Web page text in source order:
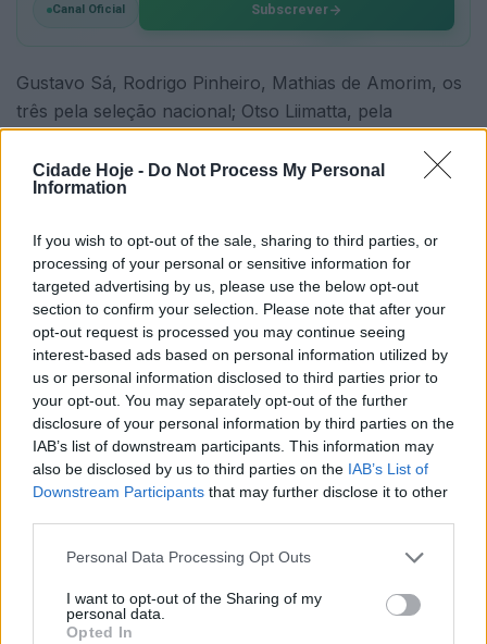
Cidade Hoje - Do Not Process My Personal
Information
If you wish to opt-out of the sale, sharing to third parties, or
processing of your personal or sensitive information for
targeted advertising by us, please use the below opt-out
section to confirm your selection. Please note that after your
opt-out request is processed you may continue seeing
interest-based ads based on personal information utilized by
us or personal information disclosed to third parties prior to
your opt-out. You may separately opt-out of the further
disclosure of your personal information by third parties on the
IAB’s list of downstream participants. This information may
also be disclosed by us to third parties on the IAB’s List of
Downstream Participants that may further disclose it to other
Personal Data Processing Opt Outs
I want to opt-out of the Sharing of my
personal data.
Opted In
Canal Oficial Subscrever
Gustavo Sá, Rodrigo Pinheiro, Mathias de Amorim, os
três pela seleção nacional; Otso Liimatta, pela
estiveram no Campeonato da Europa sub-21 e vão
apresentar-se mais tarde para os trabalhos da nova
Depois de um período de férias, estes jogadores
regressam ao Famalicão a 10 de julho. Recorde-se que
o restante plantel apresenta-se para os habituais
testes médicos e físicos no dia 1 de julho.
O FC Famalicão, com seis jogadores (com Václav Sejk,
segundo clube com mais jogadores na competição que
decorreu na Eslováquia.